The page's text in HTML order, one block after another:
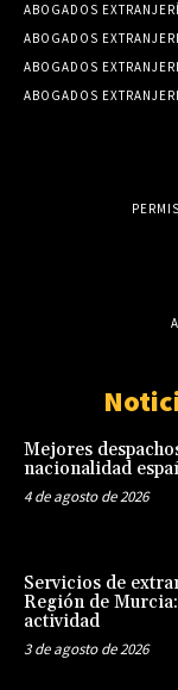
ABOGADOS
ABOGADOS
ABOGADOS
ABOGADOS
Mejores
nacionalidad
4 de agosto de 2026
Servicios de
Región de
actividad
3 de agosto de 2026